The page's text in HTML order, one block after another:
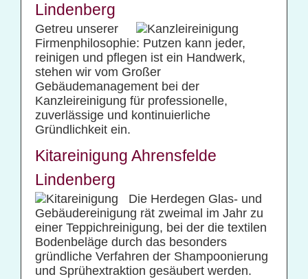
Lindenberg
Getreu unserer
Firmenphilosophie: Putzen kann jeder,
reinigen und pflegen ist ein Handwerk,
stehen wir vom Großer
Gebäudemanagement bei der
Kanzleireinigung für professionelle,
zuverlässige und kontinuierliche
Gründlichkeit ein.
Kitareinigung Ahrensfelde
Lindenberg
Die Herdegen Glas- und
Gebäudereinigung rät zweimal im Jahr zu
einer Teppichreinigung, bei der die textilen
Bodenbeläge durch das besonders
gründliche Verfahren der Shampoonierung
und Sprühextraktion gesäubert werden.